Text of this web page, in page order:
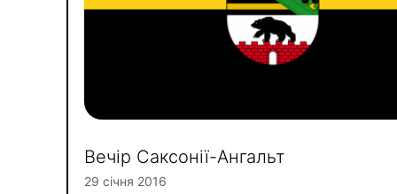
Вечір Саксонії-Ангальт
29 січня 2016